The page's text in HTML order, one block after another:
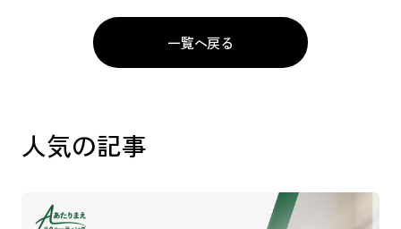
一覧へ戻る
人気の記事